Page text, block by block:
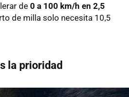
de 0 a 100 km/h en 2,5
de milla solo necesita 10,5
la prioridad